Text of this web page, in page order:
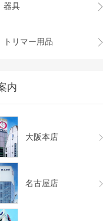
器具
トリマー用品
内
大阪本店
名古屋店